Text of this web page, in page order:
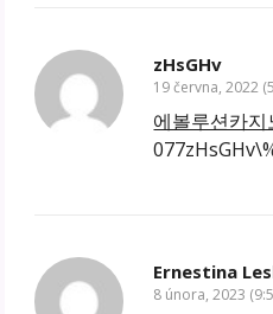
zHsGHv
19 června, 2022
에볼루션카지
Ernestina
8 února, 2023